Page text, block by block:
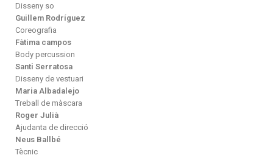
Disseny so
Guillem Rodríguez
Coreografia
Fàtima campos
Body percussion
Santi Serratosa
Disseny de vestuari
Maria Albadalejo
Treball de màscara
Roger Julià
Ajudanta de direcció
Neus Ballbé
Tècnic